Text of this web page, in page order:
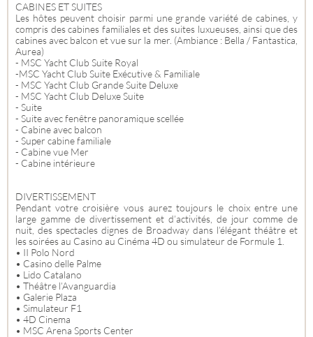
CABINES ET SUITES
Les hôtes peuvent choisir parmi une grande variété de cabines, y
compris des cabines familiales et des suites luxueuses, ainsi que des
cabines avec balcon et vue sur la mer. (Ambiance : Bella / Fantastica,
Aurea)
- MSC Yacht Club Suite Royal
-MSC Yacht Club Suite Exécutive & Familiale
- MSC Yacht Club Grande Suite Deluxe
- MSC Yacht Club Deluxe Suite
- Suite
- Suite avec fenêtre panoramique scellée
- Cabine avec balcon
- Super cabine familiale
- Cabine vue Mer
- Cabine intérieure
DIVERTISSEMENT
Pendant votre croisière vous aurez toujours le choix entre une
large gamme de divertissement et d’activités, de jour comme de
nuit, des spectacles dignes de Broadway dans l’élégant théâtre et
les soirées au Casino au Cinéma 4D ou simulateur de Formule 1.
• II Polo Nord
• Casino delle Palme
• Lido Catalano
• Théâtre l’Avanguardia
• Galerie Plaza
• Simulateur F1
• 4D Cinema
• MSC Arena Sports Center